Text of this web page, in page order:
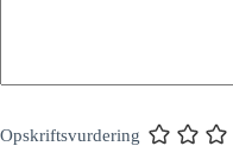
Opskriftsvurdering